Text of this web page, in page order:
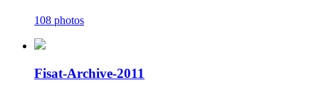
108 photos
Fisat-Archive-2011